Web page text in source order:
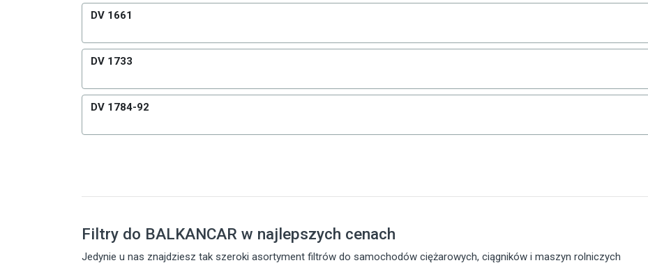
DV 1661
DV 1733
DV 1784-92
Filtry do BALKANCAR w najlepszych cenach
Jedynie u nas znajdziesz tak szeroki asortyment filtrów do samochodów ciężarowych, ciągników i maszyn rolniczych